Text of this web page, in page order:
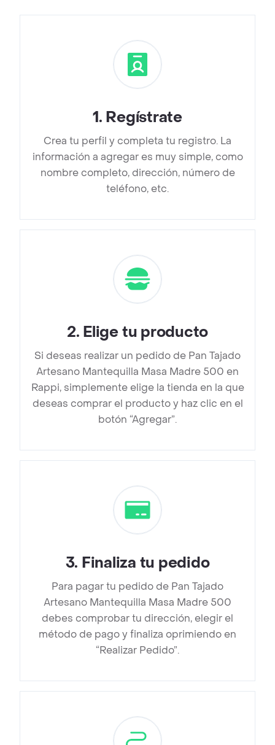
1. Regístrate
Crea tu perfil y completa tu registro. La
información a agregar es muy simple, como
nombre completo, dirección, número de
teléfono, etc.
2. Elige tu producto
Si deseas realizar un pedido de Pan Tajado
Artesano Mantequilla Masa Madre 500 en
Rappi, simplemente elige la tienda en la que
deseas comprar el producto y haz clic en el
botón “Agregar”.
3. Finaliza tu pedido
Para pagar tu pedido de Pan Tajado
Artesano Mantequilla Masa Madre 500
debes comprobar tu dirección, elegir el
método de pago y finaliza oprimiendo en
“Realizar Pedido”.